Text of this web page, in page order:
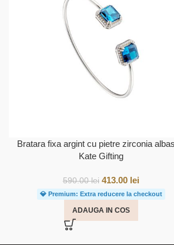
Bratara fixa argint cu pietre zirconia
Kate Gifting
590.00lei 413.00 lei
💎 Premium: Extra reducere la checkout
ADAUGA IN COS